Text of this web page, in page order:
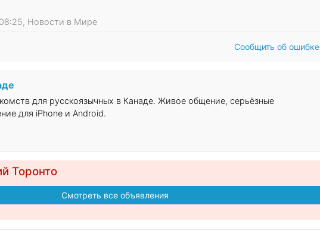
Новости в Мире
Сообщить об ошибке
для русскоязычных в Канаде. Живое общение, серьёзные
для iPhone и Android.
Торонто
Смотреть все объявления